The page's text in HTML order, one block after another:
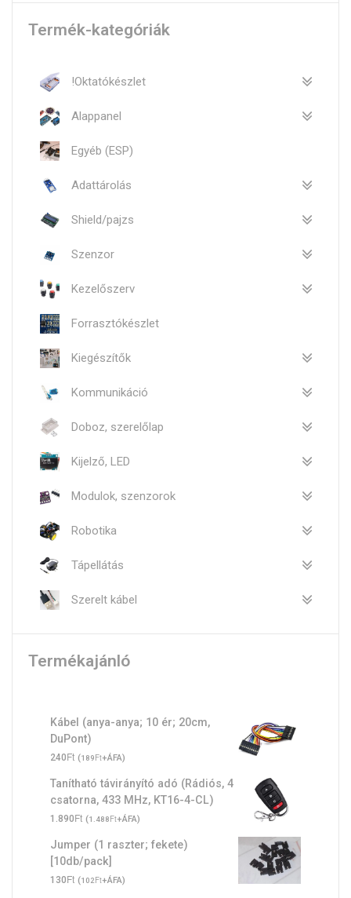
Termék-kategóriák
!Oktatókészlet
Alappanel
Egyéb (ESP)
Adattárolás
Shield/pajzs
Szenzor
Kezelőszerv
Forrasztókészlet
Kiegészítők
Kommunikáció
Doboz, szerelőlap
Kijelző, LED
Modulok, szenzorok
Robotika
Tápellátás
Szerelt kábel
Termékajánló
Kábel (anya-anya; 10 ér; 20cm,
DuPont)
240Ft (189Ft+ÁFA)
Tanítható távirányító adó (Rádiós, 4
csatorna, 433 MHz, KT16-4-CL)
1.890Ft (1.488Ft+ÁFA)
Jumper (1 raszter; fekete)
[10db/pack]
130Ft (102Ft+ÁFA)